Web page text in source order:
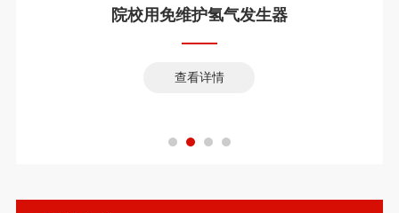
院校用免维护氢气发生器
查看详情